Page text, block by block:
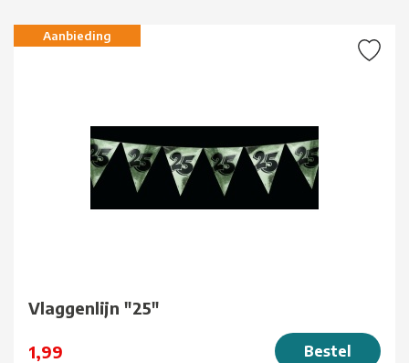
Aanbieding
Vlaggenlijn "25"
1,99 Bestel